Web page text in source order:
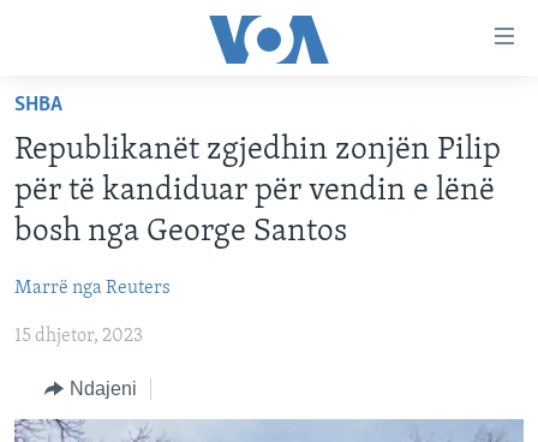
faqen
kryesore
Kalo
tek
faqja
Kalo
tek
kërkimi
FAQJA KRYESORE
KATEGORITË
AMERIKA
EVROPA
BOTA
MJEDISI
KULTURË
DITARI
Learning English
FOLLOW US
SHBA
Republikanët zgjedhin zonjën Pilip
për të kandiduar për vendin e lënë
bosh nga George Santos
Marrë nga Reuters
15 dhjetor, 2023
Ndajeni